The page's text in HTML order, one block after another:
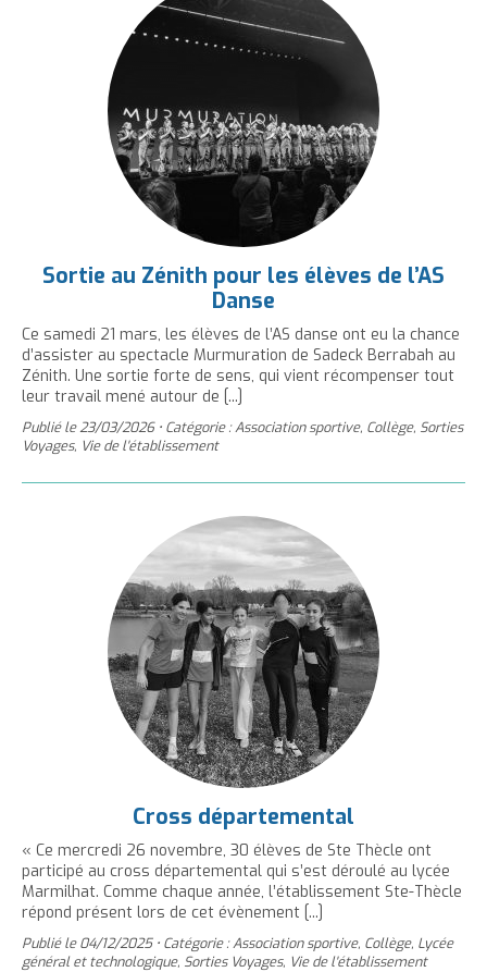
Sortie au Zénith pour les élèves de l’AS
Danse
Ce samedi 21 mars, les élèves de l’AS danse ont eu la chance
d’assister au spectacle Murmuration de Sadeck Berrabah au
Zénith. Une sortie forte de sens, qui vient récompenser tout
leur travail mené autour de [...]
Publié le23/03/2026 • Catégorie : Association sportive, Collège, Sorties
Voyages, Vie de l'établissement
Cross départemental
« Ce mercredi 26 novembre, 30 élèves de Ste Thècle ont
participé au cross départemental qui s’est déroulé au lycée
Marmilhat. Comme chaque année, l’établissement Ste-Thècle
répond présent lors de cet évènement [...]
Publié le04/12/2025 • Catégorie : Association sportive, Collège, Lycée
général et technologique, Sorties Voyages, Vie de l'établissement